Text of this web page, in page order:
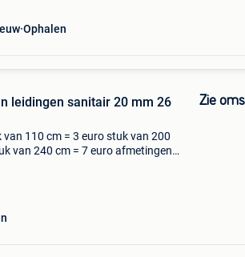
Ophalen
leidingen sanitair 20 mm 26
110 cm = 3 euro stuk van 200
van 240 cm = 7 euro afmetingen
Zie